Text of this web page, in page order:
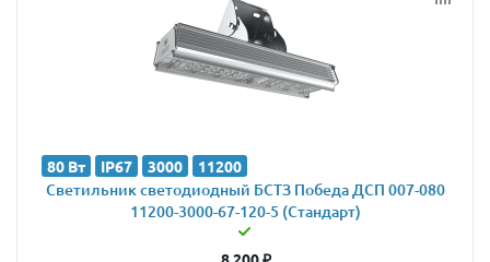
80 Вт IP67 3000 11200
Светильник светодиодный БСТЗ Победа ДСП 007-080
11200-3000-67-120-5 (Стандарт)